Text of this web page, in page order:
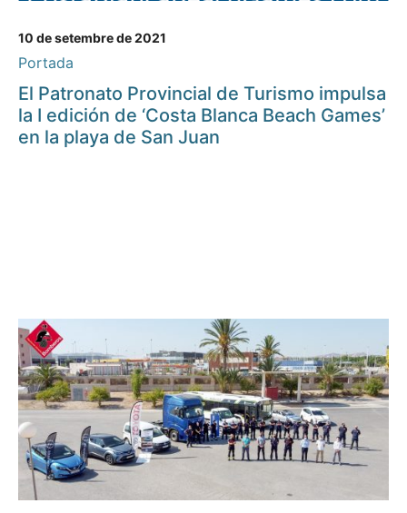
10 de setembre de 2021
Portada
El Patronato Provincial de Turismo impulsa
la I edición de ‘Costa Blanca Beach Games’
en la playa de San Juan